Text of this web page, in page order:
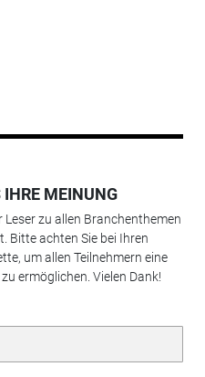
IHRE MEINUNG
zu allen Branchenthemen
Bitte achten Sie bei Ihren
um allen Teilnehmern eine
ermöglichen. Vielen Dank!